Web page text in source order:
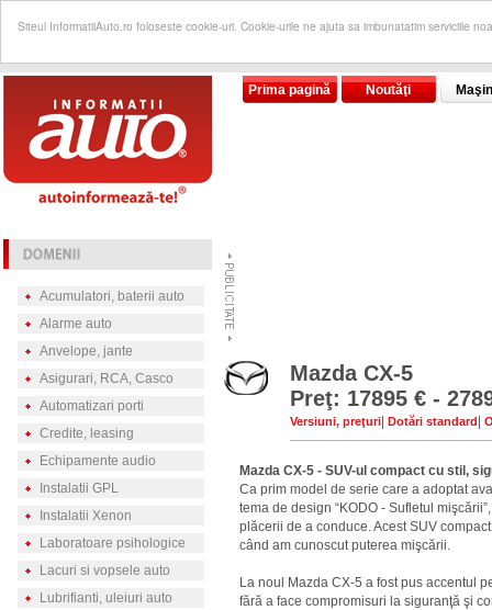
Siteul InformatiiAuto.ro foloseste cookie-uri. Cookie-urile ne ajuta sa imbunatatim serviciile
Prima pagină Noutăţi
Acumulatori, baterii auto
Alarme auto
Anvelope, jante
Asigurari, RCA, Casco
Automatizari porti
Credite, leasing
Echipamente audio
Instalatii GPL
Instalatii Xenon
Laboratoare psihologice
Lacuri si vopsele auto
Lubrifianti, uleiuri auto
Mazda CX-5
Preţ: 17895 € -
Versiuni, preţuri Dotări standard
Mazda CX-5 - SUV-ul compact cu stil,
Ca prim model de serie care a adoptat
tema de design “KODO - Sufletul
plăcerii de a conduce. Acest SUV
când am cunoscut puterea mişcării.
La noul Mazda CX-5 a fost pus accentul
fără a face compromisuri la siguranţă şi